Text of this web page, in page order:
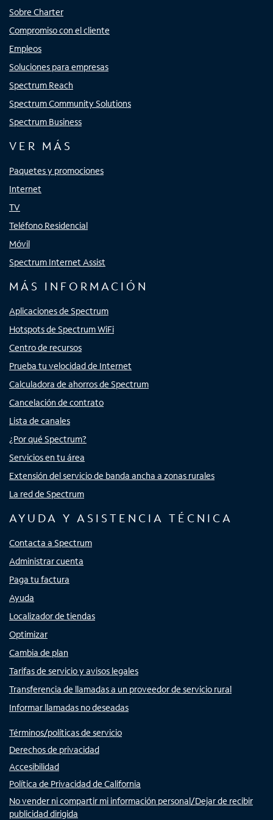
Sobre Charter
Compromiso con el cliente
Empleos
Soluciones para empresas
Spectrum Reach
Spectrum Community Solutions
Spectrum Business
VER MÁS
Paquetes y promociones
Internet
TV
Teléfono Residencial
Móvil
Spectrum Internet Assist
MÁS INFORMACIÓN
Aplicaciones de Spectrum
Hotspots de Spectrum WiFi
Centro de recursos
Prueba tu velocidad de Internet
Calculadora de ahorros de Spectrum
Cancelación de contrato
Lista de canales
¿Por qué Spectrum?
Servicios en tu área
Extensión del servicio de banda ancha a zonas rurales
La red de Spectrum
AYUDA Y ASISTENCIA TÉCNICA
Contacta a Spectrum
Administrar cuenta
Paga tu factura
Ayuda
Localizador de tiendas
Optimizar
Cambia de plan
Tarifas de servicio y avisos legales
Transferencia de llamadas a un proveedor de servicio rural
Informar llamadas no deseadas
Términos/políticas de servicio
Derechos de privacidad
Accesibilidad
Política de Privacidad de California
No vender ni compartir mi información personal/Dejar de recibir
publicidad dirigida